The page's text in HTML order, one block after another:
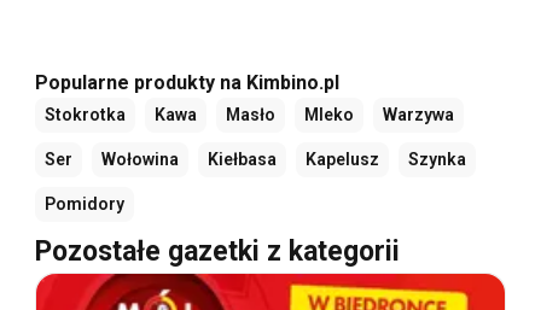
Popularne produkty na Kimbino.pl
Stokrotka Kawa Masło Mleko Warzywa
Ser Wołowina Kiełbasa Kapelusz Szynka
Pomidory
Pozostałe gazetki z kategorii